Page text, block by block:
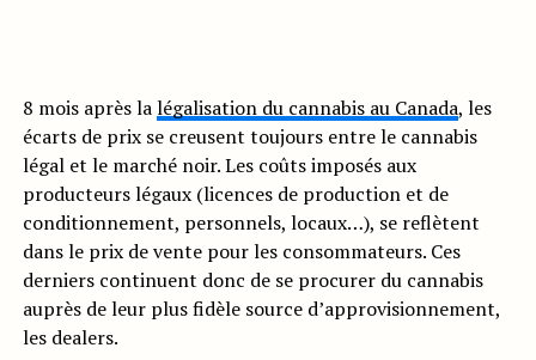
8 mois après lalégalisation du cannabis au Canada, les
écarts de prix se creusent toujours entre le cannabis
légal et le marché noir. Les coûts imposés aux
producteurs légaux (licences de production et de
conditionnement, personnels, locaux…), se reflètent
dans le prix de vente pour les consommateurs. Ces
derniers continuent donc de se procurer du cannabis
auprès de leur plus fidèle source d’approvisionnement,
les dealers.